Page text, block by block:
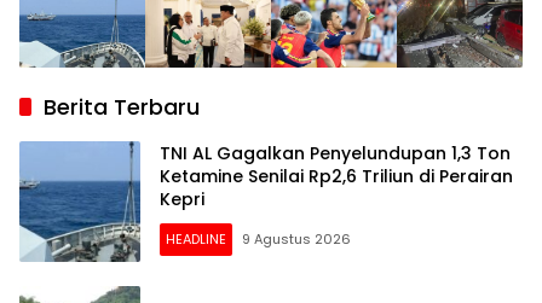
Berita Terbaru
TNI AL Gagalkan Penyelundupan 1,3 Ton
Ketamine Senilai Rp2,6 Triliun di Perairan
Kepri
HEADLINE 9 Agustus 2026